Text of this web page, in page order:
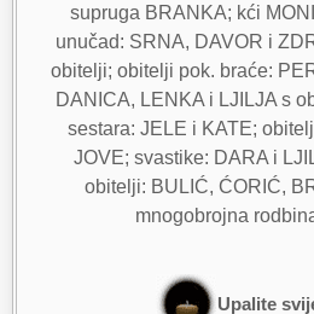
supruga BRANKA; kći
unučad: SRNA, DAVOR i
obitelji; obitelji pok. braće:
DANICA, LENKA i LJILJA s
sestara: JELE i KATE;
JOVE; svastike: DARA i
obitelji: BULIĆ, ĆORIĆ,
mnogobrojna
Upalite